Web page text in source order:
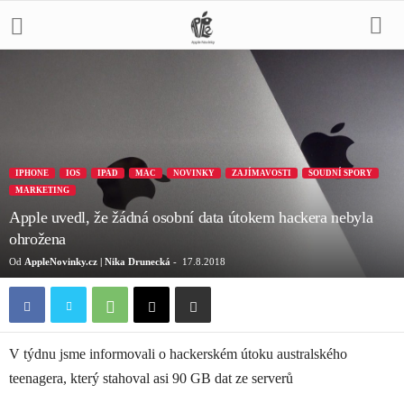
IPHONE IOS IPAD MAC NOVINKY ZAJÍMAVOSTI
SOUDNÍ SPORY
MARKETING
Apple uvedl, že žádná osobní data útokem hackera nebyla
ohrožena
Od AppleNovinky.cz | Nika Drunecká - 17.8.2018
V týdnu jsme informovali o hackerském útoku australského
teenagera, který stahoval asi 90 GB dat ze serverů